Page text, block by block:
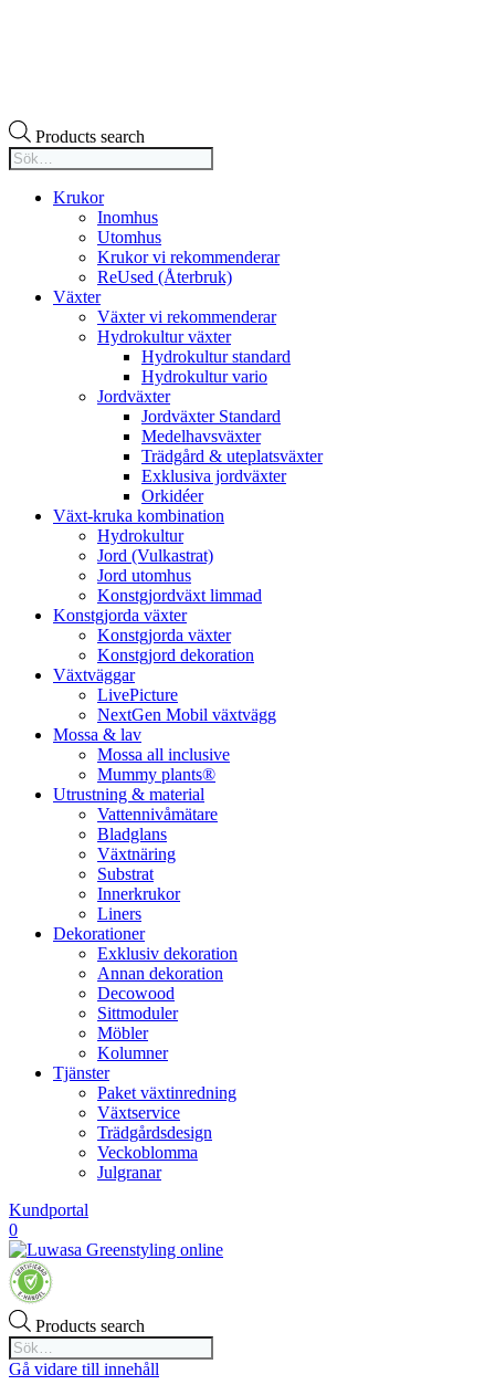
Products search
Krukor
Inomhus
Utomhus
Krukor vi rekommenderar
ReUsed (Återbruk)
Växter
Växter vi rekommenderar
Hydrokultur växter
Hydrokultur standard
Hydrokultur vario
Jordväxter
Jordväxter Standard
Medelhavsväxter
Trädgård & uteplatsväxter
Exklusiva jordväxter
Orkidéer
Växt-kruka kombination
Hydrokultur
Jord (Vulkastrat)
Jord utomhus
Konstgjordväxt limmad
Konstgjorda växter
Konstgjorda växter
Konstgjord dekoration
Växtväggar
LivePicture
NextGen Mobil växtvägg
Mossa & lav
Mossa all inclusive
Mummy plants®
Utrustning & material
Vattennivåmätare
Bladglans
Växtnäring
Substrat
Innerkrukor
Liners
Dekorationer
Exklusiv dekoration
Annan dekoration
Decowood
Sittmoduler
Möbler
Kolumner
Tjänster
Paket växtinredning
Växtservice
Trädgårdsdesign
Veckoblomma
Julgranar
Kundportal
0
Products search
Gå vidare till innehåll